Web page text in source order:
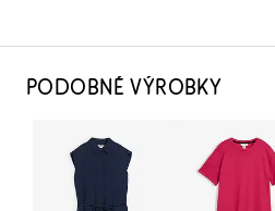
PODOBNÉ VÝROBKY